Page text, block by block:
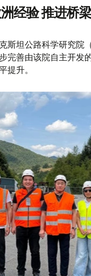
经验 推进桥
斯坦公路科学研究
完善由该院自主开发
提升。